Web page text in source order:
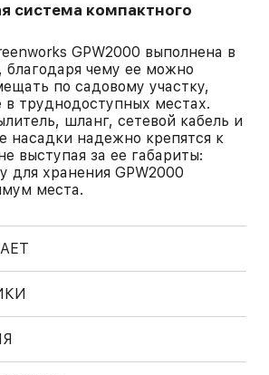
система компактного
GPW2000 выполнена в
чему ее можно
по садовому участку,
в труднодоступных местах.
шланг, сетевой кабель и
насадки надежно крепятся к
выступая за ее габариты:
для хранения GPW2000
места.